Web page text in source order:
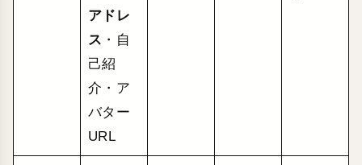
アドレ
ス ・自
己紹
介・ア
バター
URL